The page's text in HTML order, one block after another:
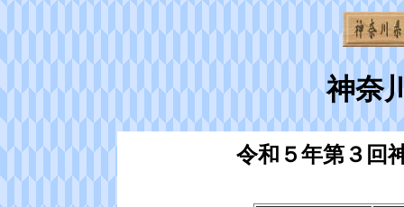
神奈
令和５年第３回